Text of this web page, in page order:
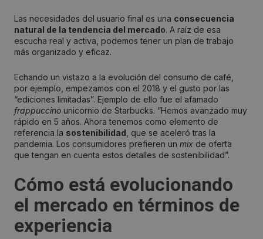
Las necesidades del usuario final es una consecuencia
natural de la tendencia del mercado. A raíz de esa
escucha real y activa, podemos tener un plan de trabajo
más organizado y eficaz.
Echando un vistazo a la evolución del consumo de café,
por ejemplo, empezamos con el 2018 y el gusto por las
“ediciones limitadas”. Ejemplo de ello fue el afamado
frappuccino unicornio de Starbucks. “Hemos avanzado muy
rápido en 5 años. Ahora tenemos como elemento de
referencia la sostenibilidad , que se aceleró tras la
pandemia. Los consumidores prefieren un mix de oferta
que tengan en cuenta estos detalles de sostenibilidad”.
Cómo está evolucionando
el mercado en términos de
experiencia